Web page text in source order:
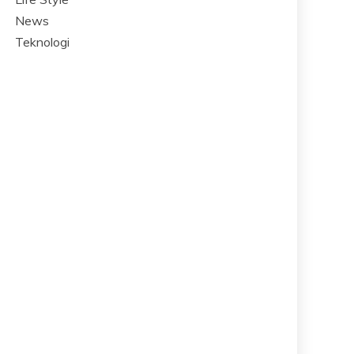
News
Teknologi